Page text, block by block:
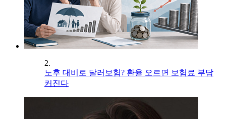
2.
노후 대비로 달러보험? 환율 오르면 보험료 부담
커진다